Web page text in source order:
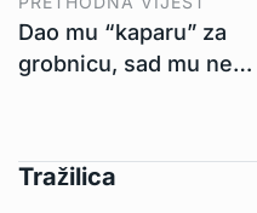
Dao mu “kaparu” za
grobnicu, sad mu ne…
Tražilica